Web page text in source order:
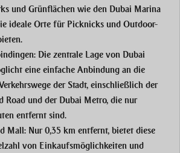
und Grünflächen wie den Dubai Marina
ideale Orte für Picknicks und Outdoor-
Die zentrale Lage von Dubai
eine einfache Anbindung an die
der Stadt, einschließlich der
Road und der Dubai Metro, die nur
entfernt sind.
Mall: Nur 0,35 km entfernt, bietet diese
von Einkaufsmöglichkeiten und